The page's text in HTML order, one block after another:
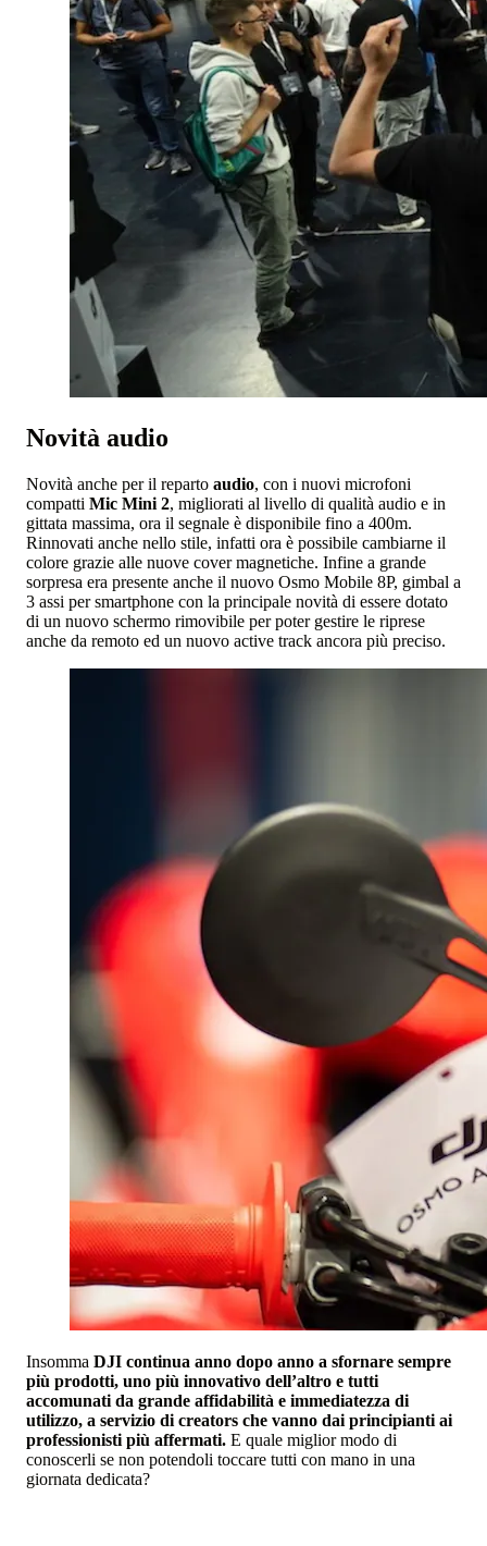
Novità audio
Novità anche per il reparto audio, con i nuovi microfoni
compatti Mic Mini 2, migliorati al livello di qualità audio e in
gittata massima, ora il segnale è disponibile fino a 400m.
Rinnovati anche nello stile, infatti ora è possibile cambiarne il
colore grazie alle nuove cover magnetiche. Infine a grande
sorpresa era presente anche il nuovo Osmo Mobile 8P, gimbal a
3 assi per smartphone con la principale novità di essere dotato
di un nuovo schermo rimovibile per poter gestire le riprese
anche da remoto ed un nuovo active track ancora più preciso.
Insomma DJI continua anno dopo anno a sfornare sempre
più prodotti, uno più innovativo dell’altro e tutti
accomunati da grande affidabilità e immediatezza di
utilizzo, a servizio di creators che vanno dai principianti ai
professionisti più affermati. E quale miglior modo di
conoscerli se non potendoli toccare tutti con mano in una
giornata dedicata?